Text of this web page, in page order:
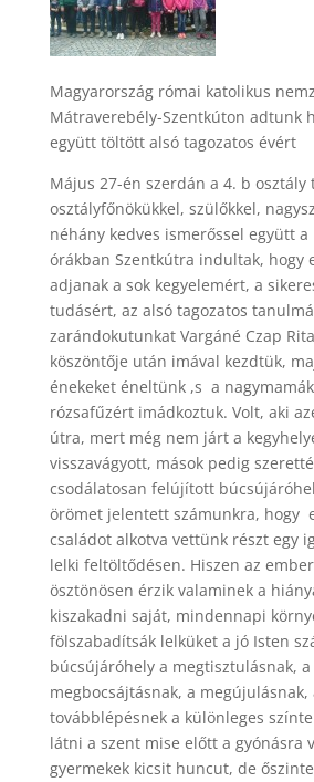
Magyarország római katolikus
Mátraverebély-Szentkúton adtunk
együtt töltött alsó tagozatos évért
Május 27-én szerdán a 4. b osztály
osztályfőnökükkel, szülőkkel,
néhány kedves ismerőssel együtt a
órákban Szentkútra indultak, hogy
adjanak a sok kegyelemért, a
tudásért, az alsó tagozatos
zarándokutunkat Vargáné Czap
köszöntője után imával kezdtük,
énekeket éneltünk ,s a
rózsafűzért imádkoztuk. Volt, aki
útra, mert még nem járt a
visszavágyott, mások pedig
csodálatosan felújított
örömet jelentett számunkra, hogy
családot alkotva vettünk részt egy
lelki feltöltődésen. Hiszen az
ösztönösen érzik valaminek a
kiszakadni saját, mindennapi
fölszabadítsák lelküket a jó Isten
búcsújáróhely a megtisztulásnak, a
megbocsájtásnak, a
továbblépésnek a különleges
látni a szent mise előtt a gyónásra
gyermekek kicsit huncut, de